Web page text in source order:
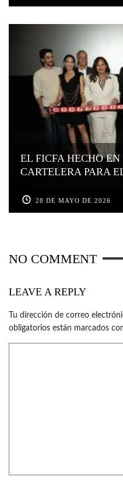
EL FICFA HECHO
CARTELERA PARA
28 DE MAYO DE 2026
NO COMMENT
LEAVE A REPLY
Tu dirección de correo
obligatorios están marcados